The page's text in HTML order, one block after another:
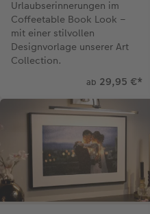
Urlaubserinnerungen im
Coffeetable Book Look –
mit einer stilvollen
Designvorlage unserer Art
Collection.
ab 29,95 €*